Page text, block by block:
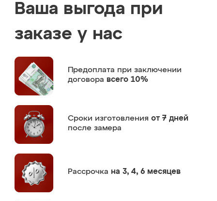
Ваша выгода при
заказе у нас
Предоплата при заключении
договора всего 10%
Сроки изготовления от 7 дней
после замера
Рассрочка на 3, 4, 6 месяцев